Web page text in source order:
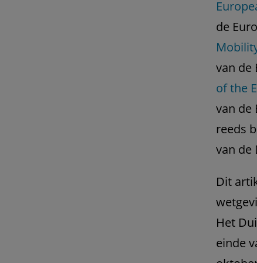
de
van de
of the
van de
reeds
van de
Dit
Het
einde